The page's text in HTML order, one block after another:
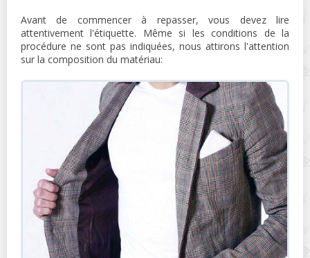
Avant de commencer à repasser, vous devez lire
attentivement l'étiquette. Même si les conditions de la
procédure ne sont pas indiquées, nous attirons l'attention
sur la composition du matériau: